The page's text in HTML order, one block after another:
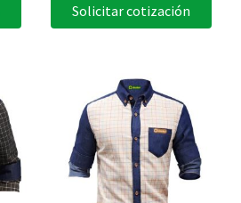
Solicitar cotización